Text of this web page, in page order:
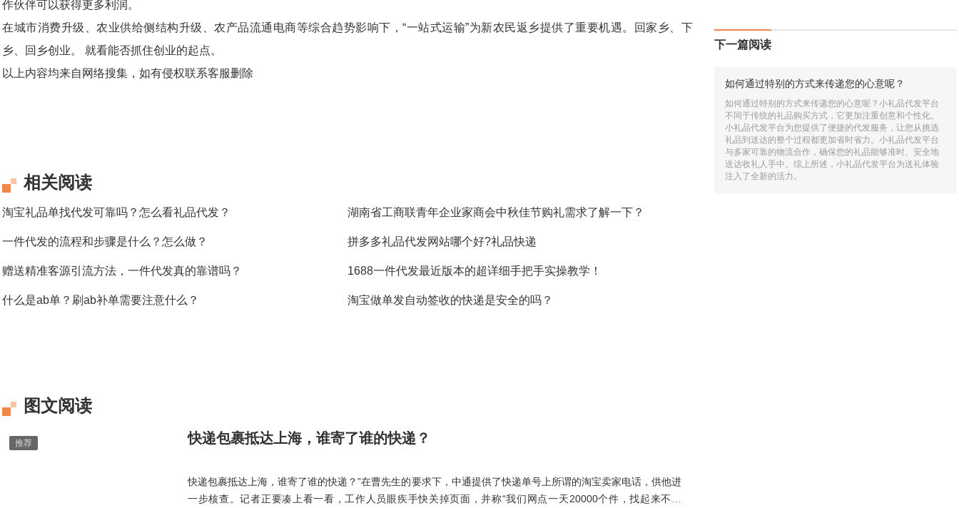
作伙伴可以获得更多利润。
在城市消费升级、农业供给侧结构升级、农产品流通电商等综合趋势影响下，“一站式运输”为新农民返乡提供了重要机遇。回家乡、下
乡、回乡创业。 就看能否抓住创业的起点。
以上内容均来自网络搜集，如有侵权联系客服删除
相关阅读
淘宝礼品单找代发可靠吗？怎么看礼品代发？ 湖南省工商联青年企业家商会中秋佳节购礼需求了解一下？
一件代发的流程和步骤是什么？怎么做？ 拼多多礼品代发网站哪个好?礼品快递
赠送精准客源引流方法，一件代发真的靠谱吗？ 1688一件代发最近版本的超详细手把手实操教学！
什么是ab单？刷ab补单需要注意什么？ 淘宝做单发自动签收的快递是安全的吗？
图文阅读
快递包裹抵达上海，谁寄了谁的快递？
快递包裹抵达上海，谁寄了谁的快递？”在曹先生的要求下，中通提供了快递单号上所谓的淘宝卖家电话，供他进
一步核查。记者正要凑上看一看，工作人员眼疾手快关掉页面，并称“我们网点一天20000个件，找起来不容
下一篇阅读
如何通过特别的方式来传递您的心意呢？
如何通过特别的方式来传递您的心意呢？小礼品代发平台
不同于传统的礼品购买方式，它更加注重创意和个性化。
小礼品代发平台为您提供了便捷的代发服务，让您从挑选
礼品到送达的整个过程都更加省时省力。小礼品代发平台
与多家可靠的物流合作，确保您的礼品能够准时、安全地
送达收礼人手中。综上所述，小礼品代发平台为送礼体验
注入了全新的活力。